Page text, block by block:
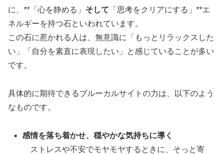
に、**「心を静める」 そして 「思考をクリアにする」**エ
ネルギーを持つ石といわれています。
この石に惹かれる人は、無意識に「もっとリラックスした
い」「自分を素直に表現したい」と感じていることが多い
です。
具体的に期待できるブルーカルサイトの力は、以下のよう
なものです。
感情を落ち着かせ、穏やかな気持ちに導く
ストレスや不安でモヤモヤするときに、そっと寄